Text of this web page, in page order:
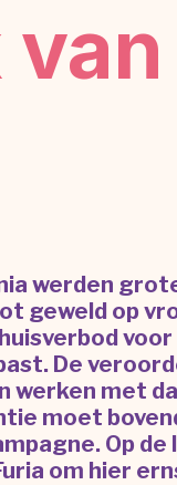
werden
geweld op
De
werken met
moet
Op
om hier